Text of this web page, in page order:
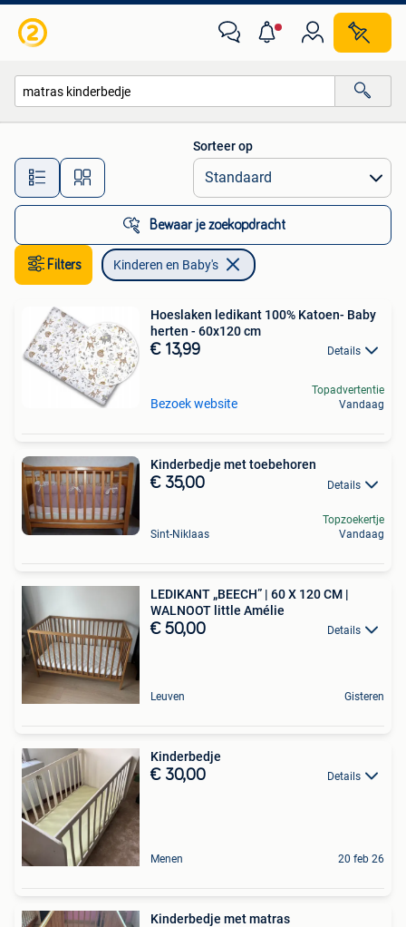
Alle afstanden…
Sorteer op
Bewaar je zoekopdracht
Filters Kinderen en Baby's
Hoeslaken ledikant 100% Katoen- Baby
herten - 60x120 cm
€ 13,99 Details
Bezoek website
Topadvertentie
Vandaag
Kinderbedje met toebehoren
€ 35,00 Details
Sint-Niklaas
Topzoekertje
Vandaag
LEDIKANT „BEECH” | 60 X 120 CM |
WALNOOT little Amélie
€ 50,00 Details
Leuven Gisteren
Kinderbedje
€ 30,00 Details
Menen 20 feb 26
Kinderbedje met matras